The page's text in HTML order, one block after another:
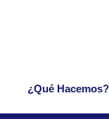
¿Qué Hacemos?